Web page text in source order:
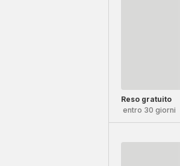
Reso gratuito
entro 30 giorni